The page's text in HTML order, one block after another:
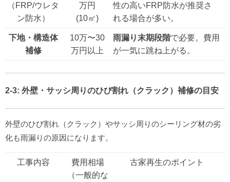
（FRP/ウレタ
ン防水）
万円
(10㎡)
性の高いFRP防水が推奨さ
れる場合が多い。
下地・構造体
補修
10万〜30
万円以上
雨漏り末期段階で必要。費用
が一気に跳ね上がる。
2-3: 外壁・サッシ周りのひび割れ（クラック）補修の目安
外壁のひび割れ（クラック）やサッシ周りのシーリング材の劣
化も雨漏りの原因になります。
工事内容
費用相場
（一般的な
古家再生のポイント